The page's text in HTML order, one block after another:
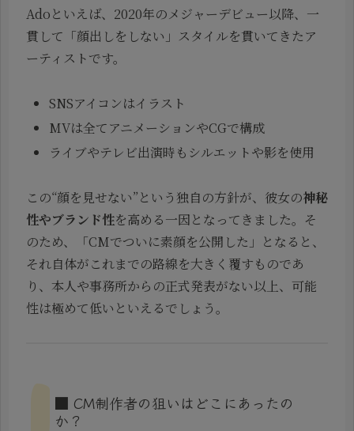
Adoといえば、2020年のメジャーデビュー以降、一
貫して「顔出しをしない」スタイルを貫いてきたア
ーティストです。
SNSアイコンはイラスト
MVは全てアニメーションやCGで構成
ライブやテレビ出演時もシルエットや影を使用
この“顔を見せない”という独自の方針が、彼女の神秘
性やブランド性を高める一因となってきました。そ
のため、「CMでついに素顔を公開した」となると、
それ自体がこれまでの路線を大きく覆すものであ
り、本人や事務所からの正式発表がない以上、可能
性は極めて低いといえるでしょう。
■ CM制作者の狙いはどこにあったの
か？